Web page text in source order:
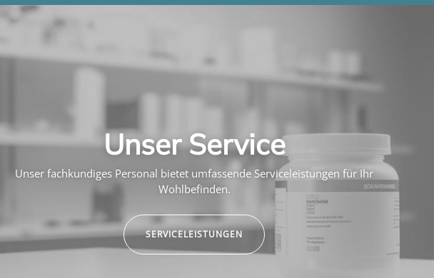
Unser Service
Unser fachkundiges Personal bietet umfassende Serviceleistungen für Ihr
Wohlbefinden.
SERVICELEISTUNGEN